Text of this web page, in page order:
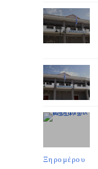
Ξηρομέρου